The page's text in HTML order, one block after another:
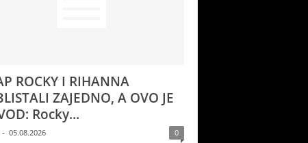
ROCKY I RIHANNA
ZAJEDNO, A OVO JE
Rocky...
- 05.08.2026 0